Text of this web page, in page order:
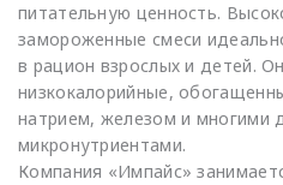
питательную ценность.
замороженные смеси
в рацион взрослых и детей.
низкокалорийные,
натрием, железом и многими
микронутриентами.
Компания «Импайс»